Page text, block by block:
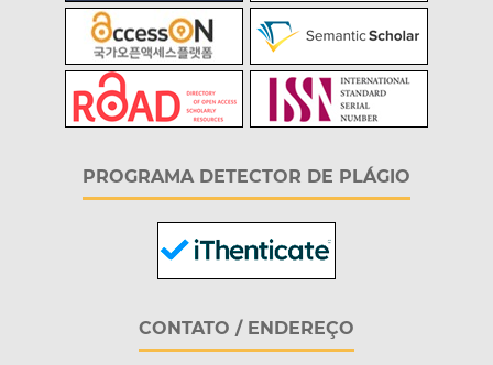
PROGRAMA DETECTOR DE PLÁGIO
CONTATO / ENDEREÇO